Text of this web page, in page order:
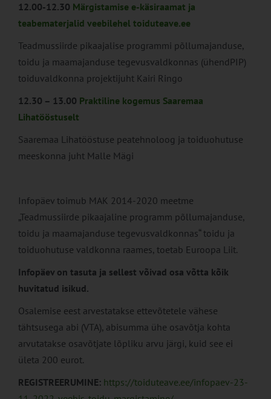
12.00-12.30 Märgistamise e-käsiraamat ja
teabematerjalid veebilehel toiduteave.ee
Teadmussiirde pikaajalise programmi põllumajanduse,
toidu ja maamajanduse tegevusvaldkonnas (ühendPIP)
toiduvaldkonna projektijuht Kairi Ringo
12.30 – 13.00 Praktiline kogemus Saaremaa
Lihatööstuselt
Saaremaa Lihatööstuse peatehnoloog ja toiduohutuse
meeskonna juht Malle Mägi
Infopäev toimub MAK 2014-2020 meetme
„Teadmussiirde pikaajaline programm põllumajanduse,
toidu ja maamajanduse tegevusvaldkonnas“ toidu ja
toiduohutuse valdkonna raames, toetab Euroopa Liit.
Infopäev on tasuta ja sellest võivad osa võtta kõik
huvitatud isikud.
Osalemise eest arvestatakse ettevõtetele vähese
tähtsusega abi (VTA), abisumma ühe osavõtja kohta
arvutatakse osavõtjate lõpliku arvu järgi, kuid see ei
ületa 200 eurot.
REGISTREERUMINE: https://toiduteave.ee/infopaev-23-